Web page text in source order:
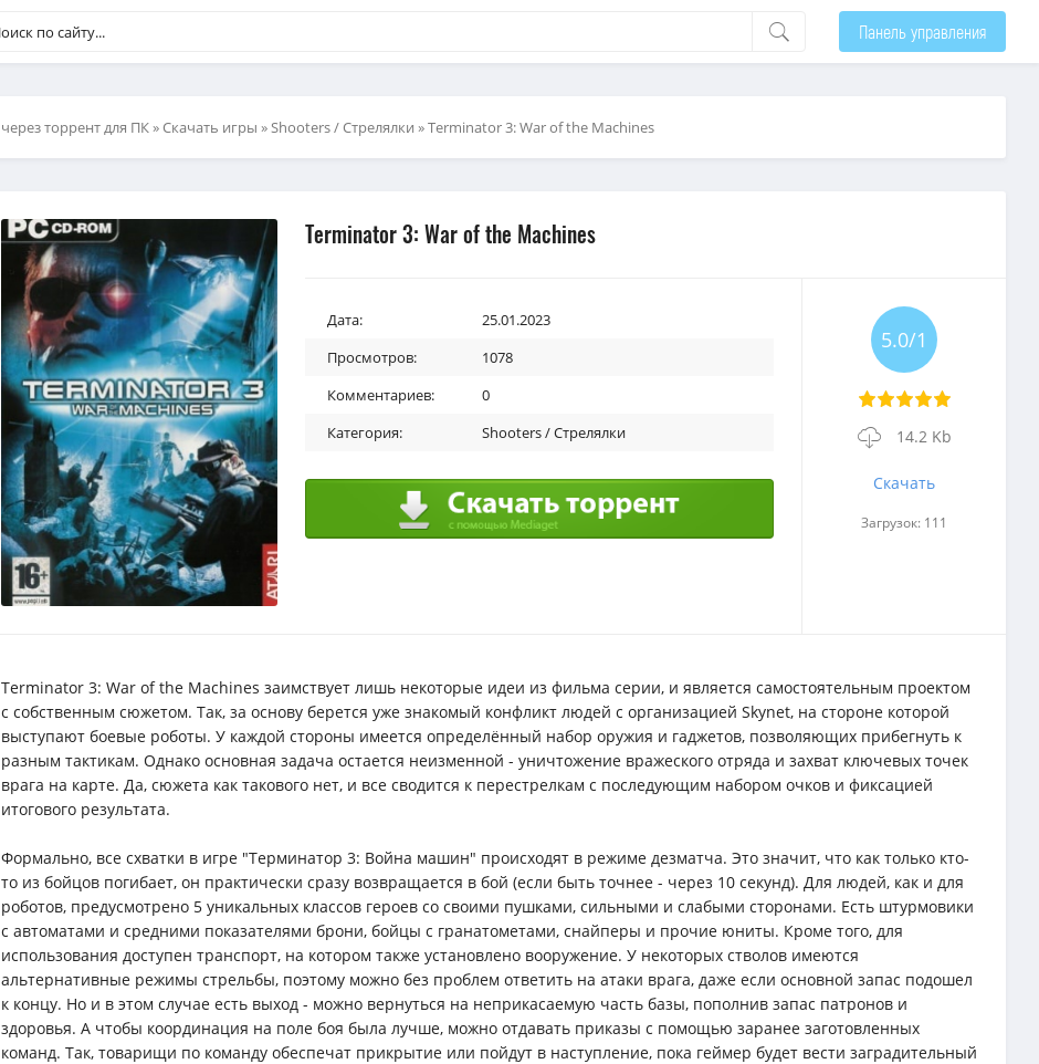
Панель управления
через торрент для ПК»Скачать игры »Shooters / Стрелялки » Terminator 3: War of the Machines
Terminator 3: War of the Machines
Дата:
25.01.2023
Просмотров:
1078
Комментариев:
0
Категория:
Shooters / Стрелялки
5.0/1
14.2 Kb
Скачать
Загрузок: 111
Terminator 3: War of the Machines заимствует лишь некоторые идеи из фильма серии, и является самостоятельным проектом
с собственным сюжетом. Так, за основу берется уже знакомый конфликт людей с организацией Skynet, на стороне которой
выступают боевые роботы. У каждой стороны имеется определённый набор оружия и гаджетов, позволяющих прибегнуть к
разным тактикам. Однако основная задача остается неизменной - уничтожение вражеского отряда и захват ключевых точек
врага на карте. Да, сюжета как такового нет, и все сводится к перестрелкам с последующим набором очков и фиксацией
итогового результата.
Формально, все схватки в игре "Терминатор 3: Война машин" происходят в режиме дезматча. Это значит, что как только кто-
то из бойцов погибает, он практически сразу возвращается в бой (если быть точнее - через 10 секунд). Для людей, как и для
роботов, предусмотрено 5 уникальных классов героев со своими пушками, сильными и слабыми сторонами. Есть штурмовики
с автоматами и средними показателями брони, бойцы с гранатометами, снайперы и прочие юниты. Кроме того, для
использования доступен транспорт, на котором также установлено вооружение. У некоторых стволов имеются
альтернативные режимы стрельбы, поэтому можно без проблем ответить на атаки врага, даже если основной запас подошел
к концу. Но и в этом случае есть выход - можно вернуться на неприкасаемую часть базы, пополнив запас патронов и
здоровья. А чтобы координация на поле боя была лучше, можно отдавать приказы с помощью заранее заготовленных
команд. Так, товарищи по команду обеспечат прикрытие или пойдут в наступление, пока геймер будет вести заградительный